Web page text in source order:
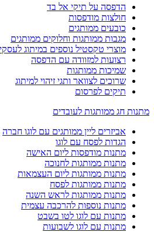
הדפסה על תיקי אל בד
חולצות מודפסות
כובעים ממותגים
מגבות ממותגות וחלוקים ממותגים
מוצרי טקסטיל נוספים במיתוג לעסקים
רצועות למזוודה עם הדפסה
שמיכות ממותגות
שרוכים לצוואר ותגי זיהוי למיתוג
תיקים לפרסום
חג ממותגות לעובדים
אביזרים ליין ממותגים עם לוגו חברה
הגדות לפסח עם לוגו
מתנות מודפסות ליום האישה
מתנות ממותגות לחנוכה
מתנות ממותגות ליום העצמאות
מתנות ממותגות לפסח
מתנות ממותגות לראש השנה
מתנות נוספות להרכבה עצמית
מתנות עם לוגו לטו בשבט
מתנות עם לוגו לשבועות